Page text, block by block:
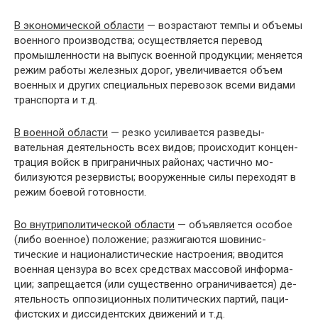
В экономической области — возрастают темпы и объемы
военного производства; осуществляется перевод
промышленности на выпуск военной продукции; меня­ется
режим работы железных дорог, увеличивается объ­ем
военных и других специальных перевозок всеми ви­дами
транспорта и т.д.
В военной области — резко усиливается разведы­
вательная деятельность всех видов; происходит концен­
трация войск в приграничных районах; частично мо­
билизуются резервисты; вооруженные силы переходят в
режим боевой готовности.
Во внутриполитической области — объявляется осо­бое
(либо военное) положение; разжигаются шовинис­
тические и националистические настроения; вводится
военная цензура во всех средствах массовой информа­
ции; запрещается (или существенно ограничивается) де­
ятельность оппозиционных политических партий, паци­
фистских и диссидентских движений и т.д.